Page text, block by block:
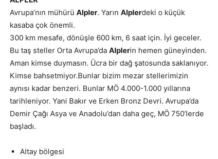
Avrupa’nın mühürü Alpler. Yarın Alplerdeki o küçük
kasaba çok önemli.
300 km mesafe, dönüşle 600 km, 6 saat için. İyi geceler.
Bu taş steller Orta Avrupa’da Alplerin hemen güneyinden.
Aman kimse duymasın. Ücra bir dağ şatosunda saklanıyor.
Kimse bahsetmiyor.Bunlar bizim mezar stellerimizin
aynısı kadar benzeri. Bunlar MÖ 4.000-1.000 yıllarına
tarihleniyor. Yani Bakır ve Erken Bronz Devri. Avrupa’da
Demir Çağı Asya ve Anadolu’dan daha geç, MÖ 750’lerde
başladı.
Altay bölgesi